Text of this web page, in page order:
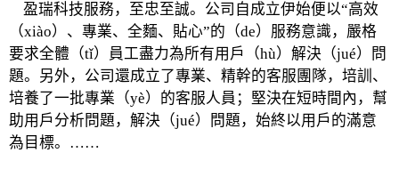
盈瑞科技服務，至忠至誠。公司自成立伊始便以“高效
（xiào）、專業、全麵、貼心”的（de）服務意識，嚴格
要求全體（tǐ）員工盡力為所有用戶（hù）解決（jué）問
題。另外，公司還成立了專業、精幹的客服團隊，培訓、
培養了一批專業（yè）的客服人員；堅決在短時間內，幫
助用戶分析問題，解決（jué）問題，始終以用戶的滿意
為目標。……